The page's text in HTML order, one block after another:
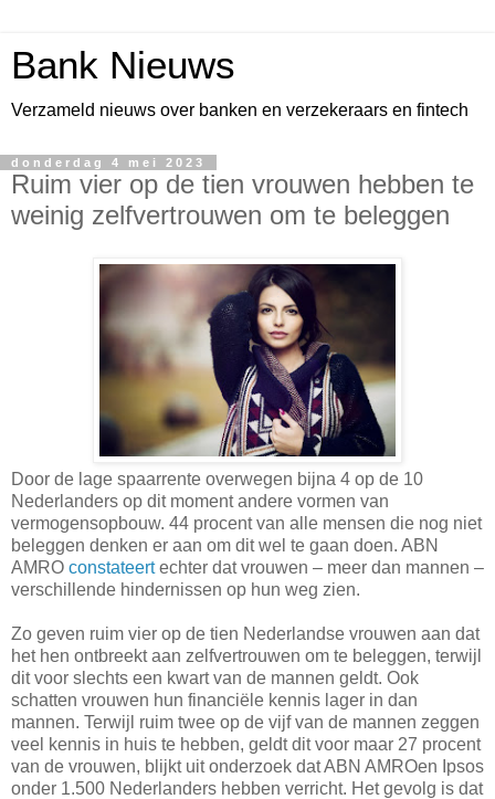
Bank Nieuws
Verzameld nieuws over banken en verzekeraars en fintech
donderdag 4 mei 2023
Ruim vier op de tien vrouwen hebben te
weinig zelfvertrouwen om te beleggen
Door de lage spaarrente overwegen bijna 4 op de 10
Nederlanders op dit moment andere vormen van
vermogensopbouw. 44 procent van alle mensen die nog niet
beleggen denken er aan om dit wel te gaan doen. ABN
AMRO constateertechter dat vrouwen – meer dan mannen –
verschillende hindernissen op hun weg zien.
Zo geven ruim vier op de tien Nederlandse vrouwen aan dat
het hen ontbreekt aan zelfvertrouwen om te beleggen, terwijl
dit voor slechts een kwart van de mannen geldt. Ook
schatten vrouwen hun financiële kennis lager in dan
mannen. Terwijl ruim twee op de vijf van de mannen zeggen
veel kennis in huis te hebben, geldt dit voor maar 27 procent
van de vrouwen, blijkt uit onderzoek dat ABN AMROen Ipsos
onder 1.500 Nederlanders hebben verricht. Het gevolg is dat